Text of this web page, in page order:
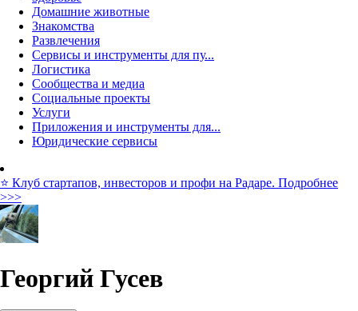
Домашние животные
Знакомства
Развлечения
Сервисы и инструменты для пу...
Логистика
Сообщества и медиа
Социальные проекты
Услуги
Приложения и инструменты для...
Юридические сервисы
⭐️ Клуб стартапов, инвесторов и профи на Радаре. Подробнее
>>>
Георгий Гусев